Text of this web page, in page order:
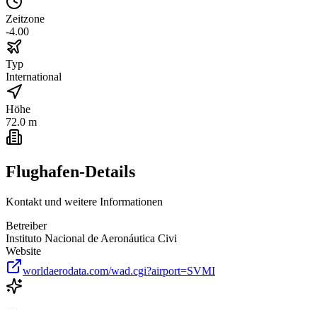
Zeitzone
-4.00
Typ
International
Höhe
72.0 m
Flughafen-Details
Kontakt und weitere Informationen
Betreiber
Instituto Nacional de Aeronáutica Civi
Website
worldaerodata.com/wad.cgi?airport=SVMI